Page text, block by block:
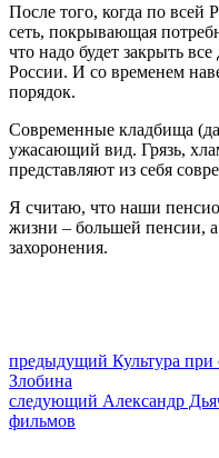
После того, когда по всей
сеть, покрывающая
что надо будет закрыть
России. И со временем
порядок.
Современные кладбища
ужасающий вид. Грязь,
представляют из себя
Я считаю, что наши
жизни – большей пенсии,
захоронения.
Навигация
по
записям
предыдущий Предыдущий
Культура
Злобина
следующий Следующее
Александр
фильмов